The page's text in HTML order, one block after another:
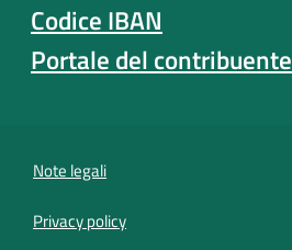
Codice IBAN
Portale del contribuente
Note legali
Privacy policy